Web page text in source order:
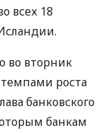
всех 18
во вторник
темпами роста
банковского
банкам